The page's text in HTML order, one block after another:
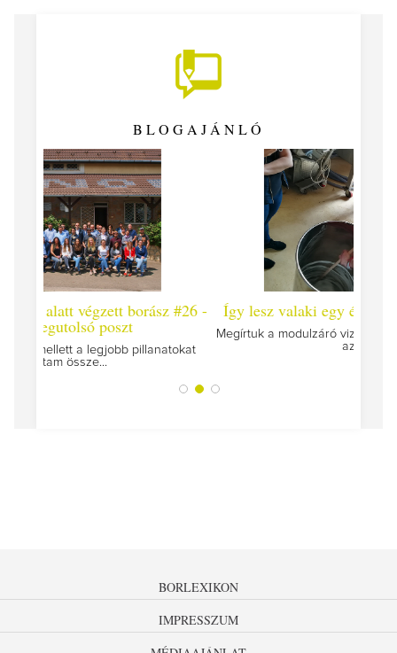
BLOGAJÁNLÓ
Így lesz valaki egy év alatt végzett borász #25
Megírtuk a modulzáró vizsgákat, már lázasan készülünk
az utolsó...
BORLEXIKON
IMPRESSZUM